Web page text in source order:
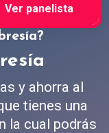
y ahorra al
tienes una
la cual podrás